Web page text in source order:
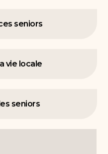
seniors
vie locale
seniors